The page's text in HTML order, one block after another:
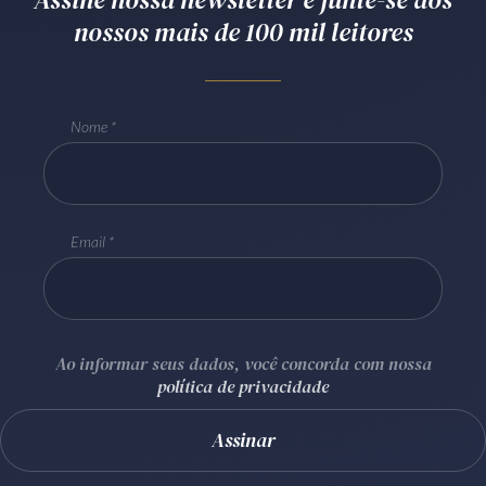
Receba por RSS
Batel Curitiba/PR CEP80240-000
nossos mais de 100 mil leitores
Nome
Email
Ao informar seus dados, você concorda com nossa
política de privacidade